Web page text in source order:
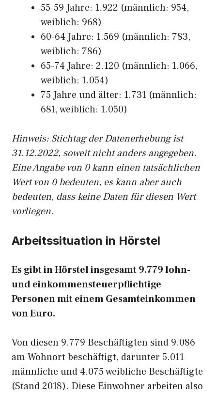
55-59 Jahre: 1.922 (männlich: 954,
weiblich: 968)
60-64 Jahre: 1.569 (männlich: 783,
weiblich: 786)
65-74 Jahre: 2.120 (männlich: 1.066,
weiblich: 1.054)
75 Jahre und älter: 1.731 (männlich:
681, weiblich: 1.050)
Hinweis: Stichtag der Datenerhebung ist
31.12.2022, soweit nicht anders angegeben.
Eine Angabe von 0 kann einen tatsächlichen
Wert von 0 bedeuten, es kann aber auch
bedeuten, dass keine Daten für diesen Wert
vorliegen.
Arbeitssituation in Hörstel
Es gibt in Hörstel insgesamt 9.779 lohn-
und einkommensteuerpflichtige
Personen mit einem Gesamteinkommen
von Euro.
Von diesen 9.779 Beschäftigten sind 9.086
am Wohnort beschäftigt, darunter 5.011
männliche und 4.075 weibliche Beschäftigte
(Stand 2018). Diese Einwohner arbeiten also